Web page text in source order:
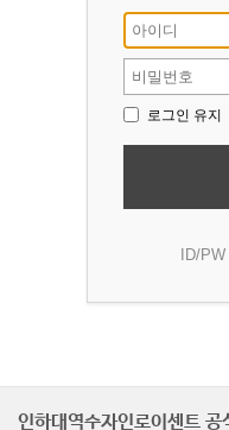
로그인 유지
ID/
인하대역수자인로이센트 공